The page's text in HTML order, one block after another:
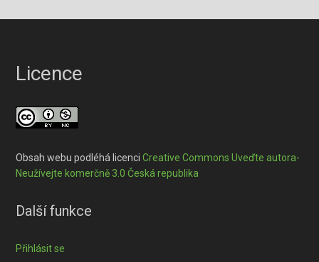
Licence
Obsah webu podléhá licenciCreative Commons Uveďte autora-
Neužívejte komerčně 3.0 Česká republika
Další funkce
Přihlásit se